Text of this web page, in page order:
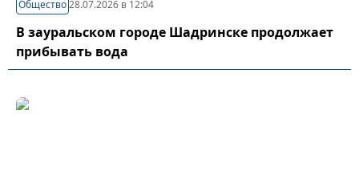
Общество28.07.2026 в 12:04
В зауральском городе Шадринске продолжает
прибывать вода